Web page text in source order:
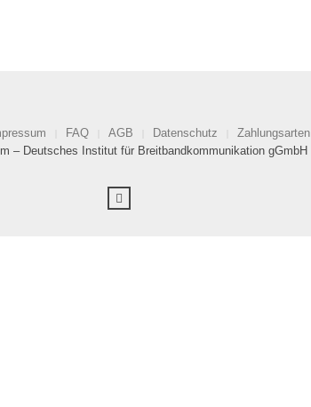
FAQ AGB Datenschutz
Zahlungsarten
– Deutsches Institut für Breitbandkommunikation gGmbH